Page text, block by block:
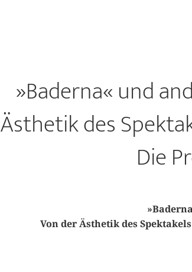
»Baderna« und
Ästhetik des
Die
Von der Ästhetik des